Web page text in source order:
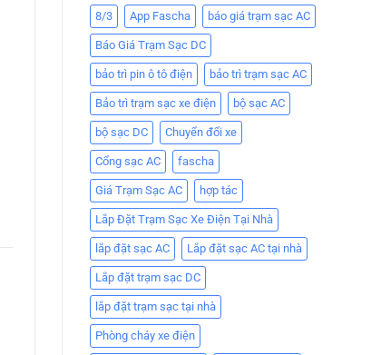
8/3 App Fascha báo giá trạm sạc AC
Báo Giá Trạm Sạc DC
bảo trì pin ô tô điện bảo trì trạm sạc AC
Bảo trì trạm sạc xe điện bộ sạc AC
bộ sạc DC Chuyển đổi xe
Cổng sạc AC fascha
Giá Trạm Sạc AC hợp tác
Lắp Đặt Trạm Sạc Xe Điện Tại Nhà
lắp đặt sạc AC Lắp đặt sạc AC tại nhà
Lắp đặt trạm sạc DC
lắp đặt trạm sạc tại nhà
Phòng cháy xe điện